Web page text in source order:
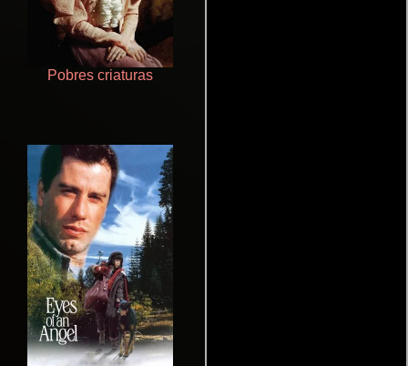
Pobres criaturas